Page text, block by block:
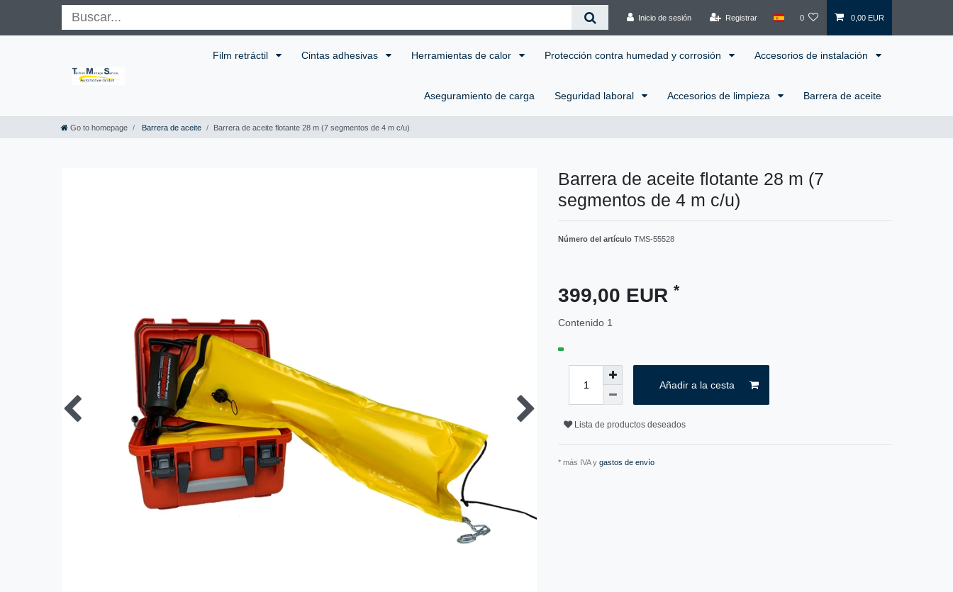
Inicio de sesión Registrar 0 0,00 EUR
Film retráctil Cintas adhesivas Herramientas de calor Protección contra humedad y corrosión Accesorios de instalación
Aseguramiento de carga Seguridad laboral Accesorios de limpieza Barrera de aceite
Go to homepage Barrera de aceite Barrera de aceite flotante 28 m (7 segmentos de 4 m c/u)
Barrera de aceite flotante 28 m (7
segmentos de 4 m c/u)
Número del artículo TMS-55528
399,00 EUR *
Contenido 1
Añadir a la cesta
Lista de productos deseados
* más IVA y gastos de envío